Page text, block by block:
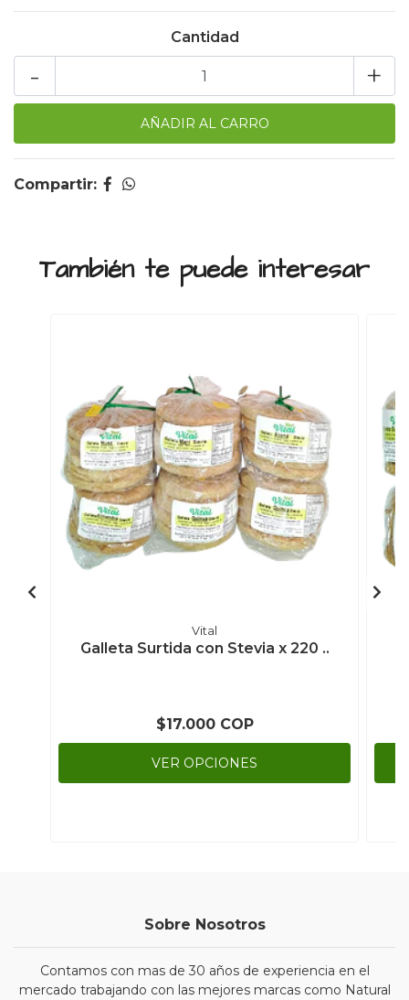
Cantidad
+
-
Compartir:
También te puede interesar
Vital
Galleta Surtida con Stevia x 220 ..
$17.000 COP
VER OPCIONES
Sobre Nosotros
Contamos con mas de 30 años de experiencia en el
mercado trabajando con las mejores marcas como Natural